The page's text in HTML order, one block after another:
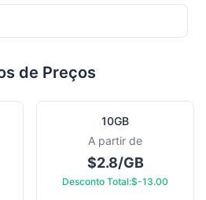
de Preços
10GB
A partir de
$2.8/GB
Desconto Total:$-13.00